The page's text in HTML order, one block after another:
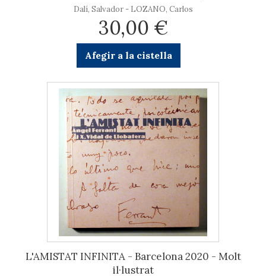
Dalí, Salvador - LOZANO, Carlos
30,00 €
Afegir a la cistella
L'AMISTAT INFINITA - Barcelona 2020 - Molt
il·lustrat